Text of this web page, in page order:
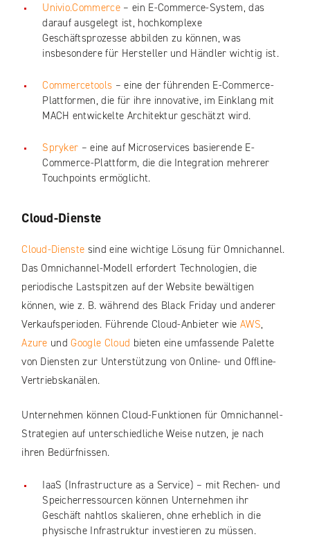
Univio.Commerce – ein E-Commerce-System, das
darauf ausgelegt ist, hochkomplexe
Geschäftsprozesse abbilden zu können, was
insbesondere für Hersteller und Händler wichtig ist.
Commercetools – eine der führenden E-Commerce-
Plattformen, die für ihre innovative, im Einklang mit
MACH entwickelte Architektur geschätzt wird.
Spryker – eine auf Microservices basierende E-
Commerce-Plattform, die die Integration mehrerer
Touchpoints ermöglicht.
Cloud-Dienste
Cloud-Dienste sind eine wichtige Lösung für Omnichannel.
Das Omnichannel-Modell erfordert Technologien, die
periodische Lastspitzen auf der Website bewältigen
können, wie z. B. während des Black Friday und anderer
Verkaufsperioden. Führende Cloud-Anbieter wie AWS,
Azure undGoogle Cloud bieten eine umfassende Palette
von Diensten zur Unterstützung von Online- und Offline-
Vertriebskanälen.
Unternehmen können Cloud-Funktionen für Omnichannel-
Strategien auf unterschiedliche Weise nutzen, je nach
ihren Bedürfnissen.
IaaS (Infrastructure as a Service) – mit Rechen- und
Speicherressourcen können Unternehmen ihr
Geschäft nahtlos skalieren, ohne erheblich in die
physische Infrastruktur investieren zu müssen.